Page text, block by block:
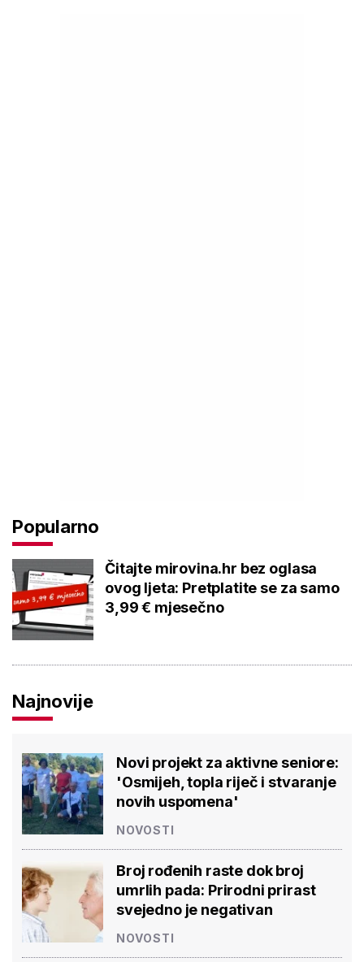
Popularno
Čitajte mirovina.hr bez oglasa
ovog ljeta: Pretplatite se za samo
3,99 € mjesečno
Najnovije
Novi projekt za aktivne seniore:
'Osmijeh, topla riječ i stvaranje
novih uspomena'
NOVOSTI
Broj rođenih raste dok broj
umrlih pada: Prirodni prirast
svejedno je negativan
NOVOSTI